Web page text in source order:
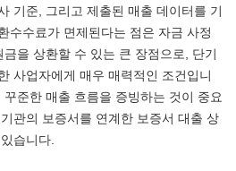
기준, 그리고 제출된 매출 데이터를 기
수수료가 면제된다는 점은 자금 사정
을 상환할 수 있는 큰 장점으로, 단기
사업자에게 매우 매력적인 조건입니
준한 매출 흐름을 증빙하는 것이 중요
관의 보증서를 연계한 보증서 대출 상
습니다.